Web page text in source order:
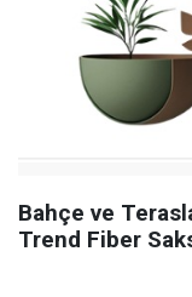
Bahçe ve
Trend Fiber